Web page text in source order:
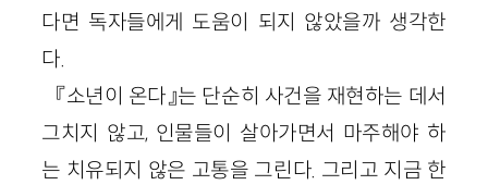
다면 독자들에게 도움이 되지 않았을까 생각한
다.
『소년이 온다』는 단순히 사건을 재현하는 데서
그치지 않고, 인물들이 살아가면서 마주해야 하
는 치유되지 않은 고통을 그린다. 그리고 지금 한